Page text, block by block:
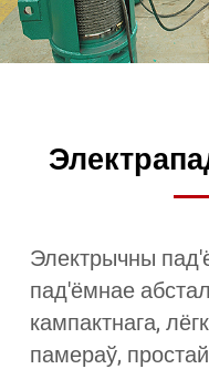
Электрычны
пад'ёмнае
кампактнага,
памераў,